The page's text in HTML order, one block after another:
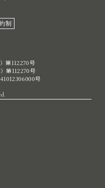
制
第112270号
第112270号
号